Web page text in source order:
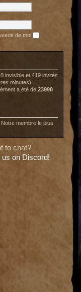
de moi
invisible et 419 invités
minutes)
a été de 23990
membre le plus
to chat?
on Discord!